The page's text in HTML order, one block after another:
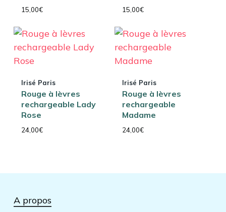
15,00€ 15,00€
Irisé Paris
Rouge à lèvres
rechargeable Lady
Rose
24,00€
Irisé Paris
Rouge à lèvres
rechargeable
Madame
24,00€
A propos